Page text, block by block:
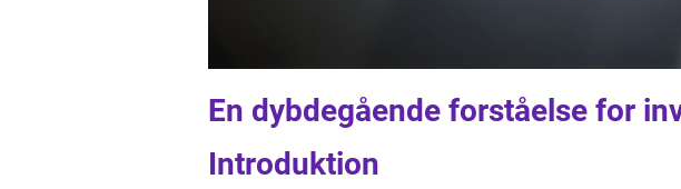
En dybdegående forståelse for
Introduktion